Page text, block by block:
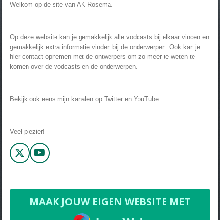
Welkom op de site van AK Rosema.
Op deze website kan je gemakkelijk alle vodcasts bij elkaar vinden en
gemakkelijk extra informatie vinden bij de onderwerpen. Ook kan je
hier contact opnemen met de ontwerpers om zo meer te weten te
komen over de vodcasts en de onderwerpen.
Bekijk ook eens mijn kanalen op Twitter en YouTube.
Veel plezier!
X
Y
o
b
MAAK JOUW EIGEN WEBSITE MET
JOUWWEB